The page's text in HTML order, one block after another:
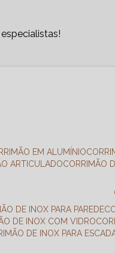
EM ALUMÍNIO
ARTICULADO CORRIMÃO
DE INOX PARA PAREDE
DE INOX COM VIDRO
DE INOX PARA